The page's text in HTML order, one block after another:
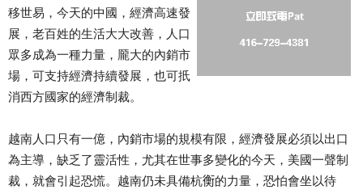
移世易，今天的中國，經濟高速發
展，老百姓的生活大大改善，人口
眾多成為一種力量，龎大的內銷市
場，可支持經濟持續發展，也可扺
消西方國家的經濟制裁。
越南人口只有一億，內銷市場的規模有限，經濟發展必須以出口
為主導，缺乏了靈活性，尤其在世事多變化的今天，美國一聲制
裁，就會引起恐慌。越南仍未具備杭𧗾的力量，恐怕會坐以待